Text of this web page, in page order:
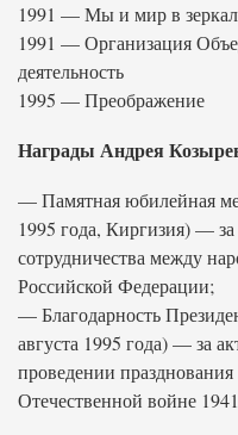
1991 — Мы и мир в
1991 — Организация
деятельность
1995 — Преображение
Награды Андрея
— Памятная юбилейная
1995 года, Киргизия) —
сотрудничества между
Российской Федерации;
— Благодарность
августа 1995 года) — за
проведении
Отечественной войне